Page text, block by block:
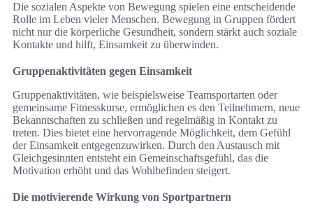
Die sozialen Aspekte von Bewegung spielen eine entscheidende
Rolle im Leben vieler Menschen. Bewegung in Gruppen fördert
nicht nur die körperliche Gesundheit, sondern stärkt auch soziale
Kontakte und hilft, Einsamkeit zu überwinden.
Gruppenaktivitäten gegen Einsamkeit
Gruppenaktivitäten, wie beispielsweise Teamsportarten oder
gemeinsame Fitnesskurse, ermöglichen es den Teilnehmern, neue
Bekanntschaften zu schließen und regelmäßig in Kontakt zu
treten. Dies bietet eine hervorragende Möglichkeit, dem Gefühl
der Einsamkeit entgegenzuwirken. Durch den Austausch mit
Gleichgesinnten entsteht ein Gemeinschaftsgefühl, das die
Motivation erhöht und das Wohlbefinden steigert.
Die motivierende Wirkung von Sportpartnern